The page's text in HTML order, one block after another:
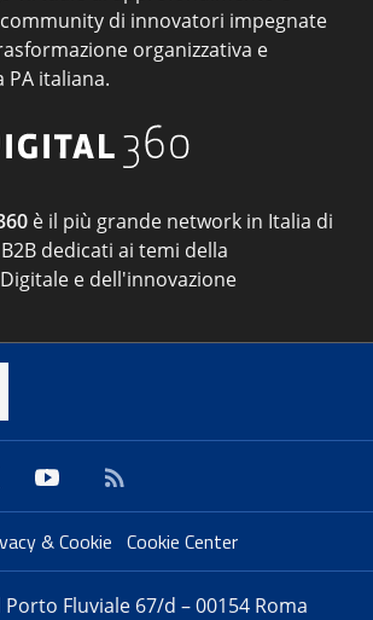
di innovatori impegnate
organizzativa e
PA italiana.
è il più grande network in Italia di
dedicati ai temi della
e dell'innovazione
& Cookie Cookie Center
Porto Fluviale 67/d – 00154 Roma